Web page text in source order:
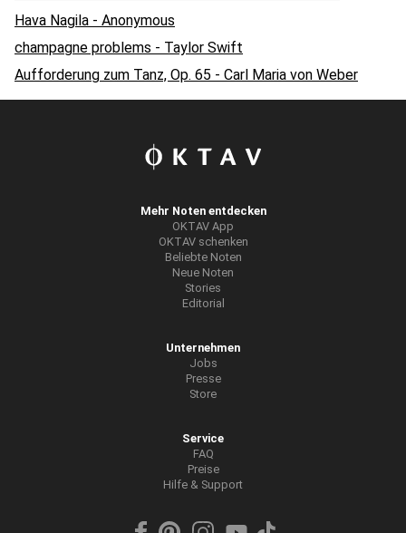
Hava Nagila - Anonymous
champagne problems - Taylor Swift
Aufforderung zum Tanz, Op. 65 - Carl Maria von Weber
Mehr Noten entdecken
OKTAV App
OKTAV schenken
Beliebte Noten
Neue Noten
Stories
Editorial
Unternehmen
Jobs
Presse
Store
Service
FAQ
Preise
Hilfe & Support